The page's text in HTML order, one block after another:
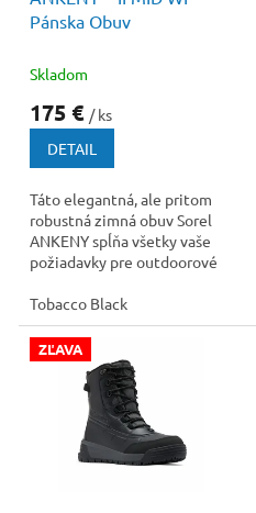
Pánska Obuv
Skladom
175 € / ks
DETAIL
Táto elegantná, ale pritom
robustná zimná obuv Sorel
ANKENY spĺňa všetky vaše
požiadavky pre outdoorové
dizajnu...
Tobacco Black
ZĽAVA